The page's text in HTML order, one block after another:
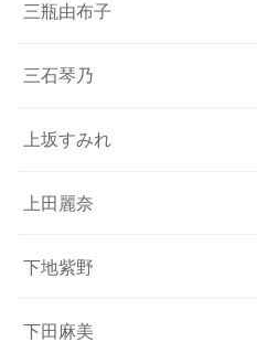
三瓶由布子
三石琴乃
上坂すみれ
上田麗奈
下地紫野
下田麻美